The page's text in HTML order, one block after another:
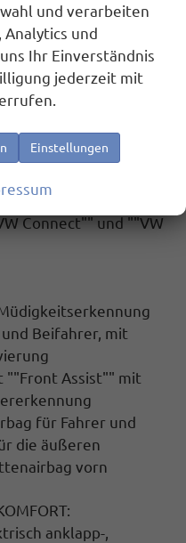
26 cm (10,4"")
DAB+
Datenbuchse(n) mit
App-Connect
und Android Auto
(Bluetooth)
Connect"" und ""VW
Beifahrer, mit
""Front Assist"" mit
für Fahrer und
die äußeren
vorn
anklapp-,
und verarbeiten
und
Ihr Einverständnis
jederzeit mit
Einstellungen